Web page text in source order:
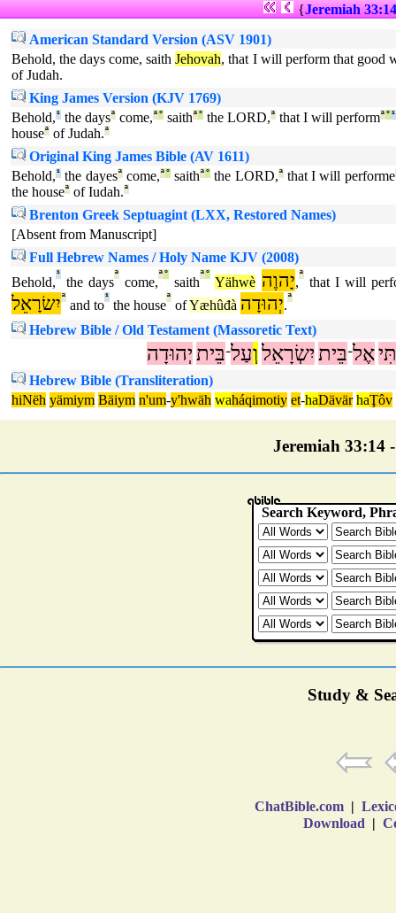
{Jeremiah 33:14
American Standard Version (ASV 1901)
Behold, the days come, saithJehovah, that I will perform that good
of Judah.
King James Version (KJV 1769)
Behold,¹ the daysª come,ª° saithª° the LORD,ª that I will performª°¹
houseª of Judah.ª
Original King James Bible (AV 1611)
Behold,¹ the dayesªcome,ª°saithª° the LORD,ªthat I will performe
the houseª of Iudah.ª
Brenton Greek Septuagint (LXX, Restored Names)
[Absent from Manuscript]
Full Hebrew Names / Holy Name KJV (2008)
Behold,
¹
the days
ª
come,
ª°
saith
ª°
Yähwè יָהוֶה,
ª
that I will
יִשׂרָאֵלª
and to
¹
the house
ª
ofYæhûđà יְהוּדָה.
ª
Hebrew Bible / Old Testament (Massoretic Text)
אֶל־בֵּית יִשְׂרָאֵלוְעַל־בֵּית יְהוּדָה
Hebrew Bible (Transliteration)
hiNëh yämiym Bäiym n'um-y'hwäh waháqimotiy et-haDävär haŢôv
Jeremiah 33:14
Study &
ChatBible.com |
Download |